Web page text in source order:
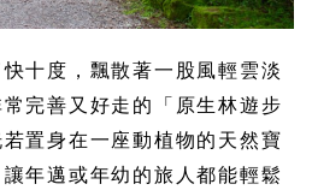
十度，飄散著一股風輕雲淡
完善又好走的「原生林遊步
置身在一座動植物的天然寶
年邁或年幼的旅人都能輕鬆